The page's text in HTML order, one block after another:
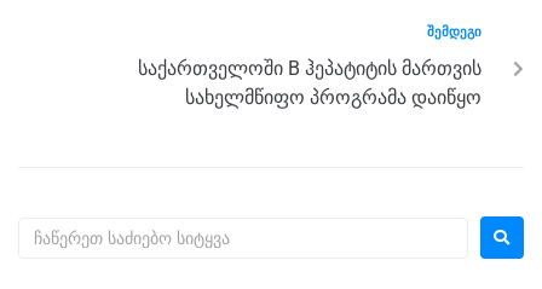
ᲨᲔᲛᲓᲔᲒᲘ
საქართველოში B ჰეპატიტის მართვის
სახელმწიფო პროგრამა დაიწყო